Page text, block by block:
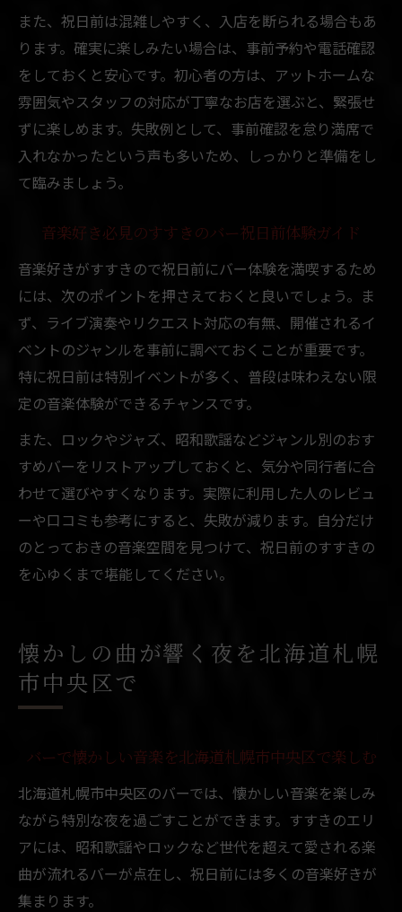
音楽とバーが織りなすすすきのの祝日前ひ
ととき
また、祝日前は混雑しやすく、入店を断られる場合もあ
ります。確実に楽しみたい場合は、事前予約や電話確認
をしておくと安心です。初心者の方は、アットホームな
雰囲気やスタッフの対応が丁寧なお店を選ぶと、緊張せ
ずに楽しめます。失敗例として、事前確認を怠り満席で
入れなかったという声も多いため、しっかりと準備をし
て臨みましょう。
音楽好き必見のすすきのバー祝日前体験ガイド
音楽好きがすすきので祝日前にバー体験を満喫するため
には、次のポイントを押さえておくと良いでしょう。ま
ず、ライブ演奏やリクエスト対応の有無、開催されるイ
ベントのジャンルを事前に調べておくことが重要です。
特に祝日前は特別イベントが多く、普段は味わえない限
定の音楽体験ができるチャンスです。
また、ロックやジャズ、昭和歌謡などジャンル別のおす
すめバーをリストアップしておくと、気分や同行者に合
わせて選びやすくなります。実際に利用した人のレビュ
ーや口コミも参考にすると、失敗が減ります。自分だけ
のとっておきの音楽空間を見つけて、祝日前のすすきの
を心ゆくまで堪能してください。
懐かしの曲が響く夜を北海道札幌
市中央区で
バーで懐かしい音楽を北海道札幌市中央区で楽しむ
北海道札幌市中央区のバーでは、懐かしい音楽を楽しみ
ながら特別な夜を過ごすことができます。すすきのエリ
アには、昭和歌謡やロックなど世代を超えて愛される楽
曲が流れるバーが点在し、祝日前には多くの音楽好きが
集まります。